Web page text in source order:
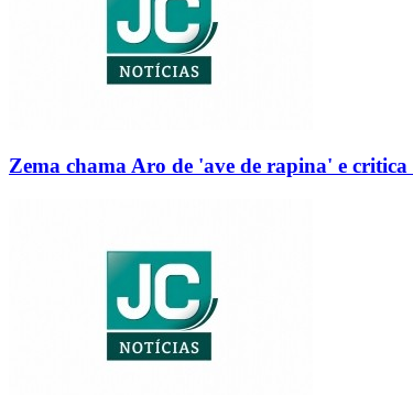
Zema chama Aro de 'ave de rapina' e